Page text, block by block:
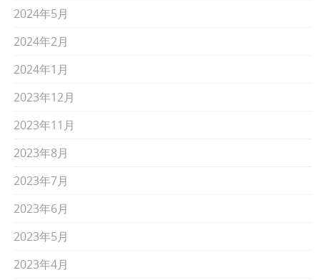
2024年5月
2024年2月
2024年1月
2023年12月
2023年11月
2023年8月
2023年7月
2023年6月
2023年5月
2023年4月